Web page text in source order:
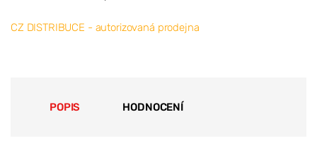
CZ DISTRIBUCE - autorizovaná prodejna
POPIS HODNOCENÍ